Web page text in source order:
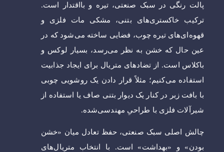
پالت رنگی در سبک صنعتی، تیره و بااقتدار است.
ترکیب خاکستری‌های بتنی، مشکی مات فلزی و
قهوه‌ای‌های تیره چوب، فضایی ساخته می‌شود که در
عین حال که خشن به نظر می‌رسد، بسیار لوکس و
باکلاس است. از تضادهای متریال برای ایجاد جذابیت
استفاده می‌کنیم؛ مثلاً قرار دادن یک روشویی چوبی
با بافت زبر در کنار یک دیوار بتنی صاف یا استفاده از
شیرآلات فلزی با طراحیِ مهندسی‌شده.
چالش اصلی سبک صنعتی، حفظ تعادل میان «خشن
بودن» و «بهداشت» است. با انتخاب متریال‌های